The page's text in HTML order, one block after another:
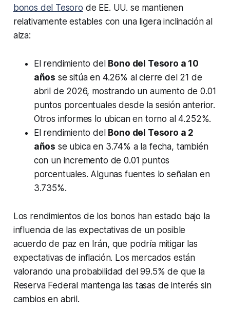
bonos del Tesoro de EE. UU. se mantienen
relativamente estables con una ligera inclinación al
alza:
El rendimiento del Bono del Tesoro a 10
años se sitúa en 4.26% al cierre del 21 de
abril de 2026, mostrando un aumento de 0.01
puntos porcentuales desde la sesión anterior.
Otros informes lo ubican en torno al 4.252%.
El rendimiento del Bono del Tesoro a 2
años se ubica en 3.74% a la fecha, también
con un incremento de 0.01 puntos
porcentuales. Algunas fuentes lo señalan en
3.735%.
Los rendimientos de los bonos han estado bajo la
influencia de las expectativas de un posible
acuerdo de paz en Irán, que podría mitigar las
expectativas de inflación. Los mercados están
valorando una probabilidad del 99.5% de que la
Reserva Federal mantenga las tasas de interés sin
cambios en abril.